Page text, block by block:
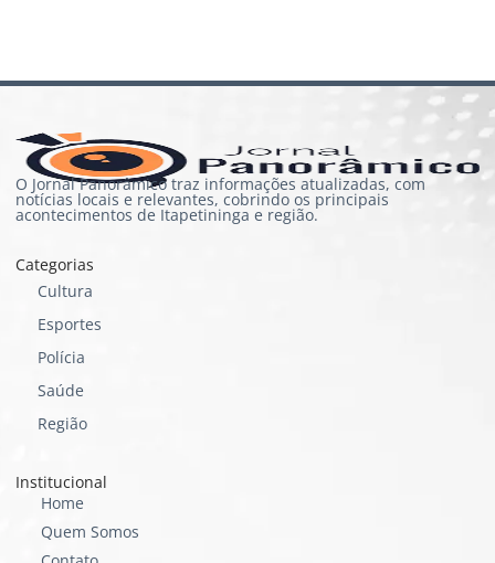
O Jornal Panorâmico traz informações atualizadas, com
notícias locais e relevantes, cobrindo os principais
acontecimentos de Itapetininga e região.
Categorias
Cultura
Esportes
Polícia
Saúde
Região
Institucional
Home
Quem Somos